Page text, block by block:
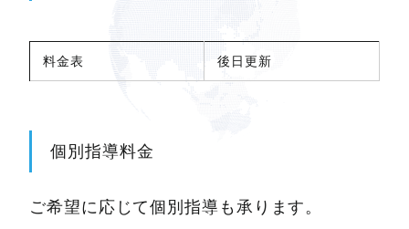
料金表 後日更新
個別指導料金
ご希望に応じて個別指導も承ります。